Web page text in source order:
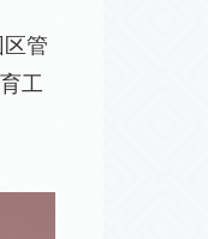
管
工